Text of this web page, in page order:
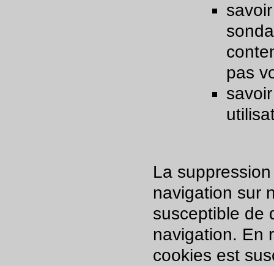
pas
La
navigation sur
susceptible de
navigation. En
cookies est